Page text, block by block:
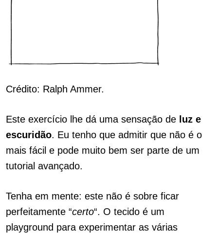
Crédito: Ralph Ammer.
Este exercício lhe dá uma sensação de luz e
escuridão. Eu tenho que admitir que não é o
mais fácil e pode muito bem ser parte de um
tutorial avançado.
Tenha em mente: este não é sobre ficar
perfeitamente “certo“. O tecido é um
playground para experimentar as várias